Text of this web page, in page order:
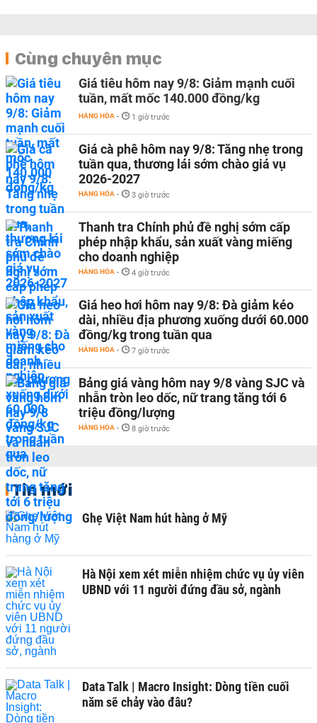
Cùng chuyên mục
Giá tiêu hôm nay 9/8: Giảm mạnh cuối
tuần, mất mốc 140.000 đồng/kg
HÀNG HÓA - 1 giờ trước
Giá cà phê hôm nay 9/8: Tăng nhẹ trong
tuần qua, thương lái sớm chào giá vụ
2026-2027
HÀNG HÓA - 3 giờ trước
Thanh tra Chính phủ đề nghị sớm cấp
phép nhập khẩu, sản xuất vàng miếng
cho doanh nghiệp
HÀNG HÓA - 4 giờ trước
Giá heo hơi hôm nay 9/8: Đà giảm kéo
dài, nhiều địa phương xuống dưới 60.000
đồng/kg trong tuần qua
HÀNG HÓA - 7 giờ trước
Bảng giá vàng hôm nay 9/8 vàng SJC và
nhẫn tròn leo dốc, nữ trang tăng tới 6
triệu đồng/lượng
HÀNG HÓA - 8 giờ trước
Tin mới
Ghẹ Việt Nam hút hàng ở Mỹ
Hà Nội xem xét miễn nhiệm chức vụ ủy viên
UBND với 11 người đứng đầu sở, ngành
Data Talk | Macro Insight: Dòng tiền cuối
năm sẽ chảy vào đâu?